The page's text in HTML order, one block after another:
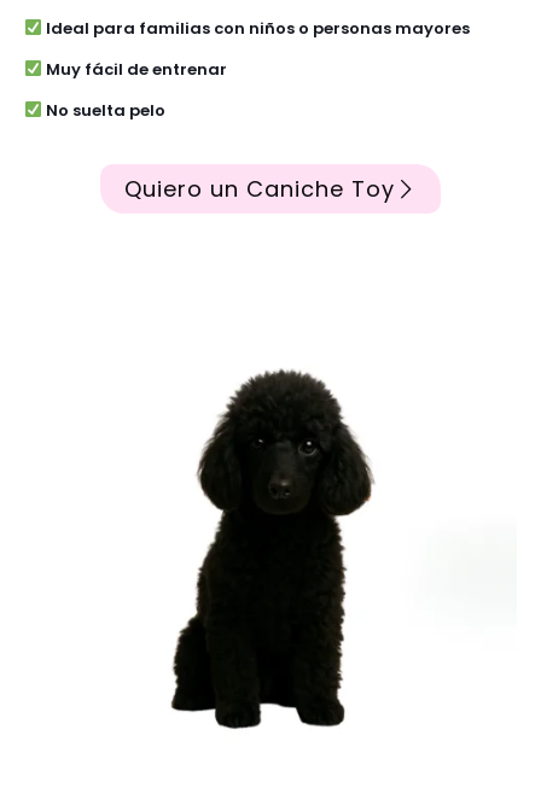
Ideal para familias con niños o personas mayores
Muy fácil de entrenar
No suelta pelo
Quiero un Caniche Toy